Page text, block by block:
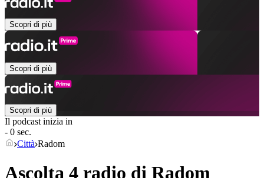
Scopri di più
Scopri di più
Scopri di più
Il podcast inizia in
- 0 sec.
Città Radom
Ascolta 4 radio di Radom